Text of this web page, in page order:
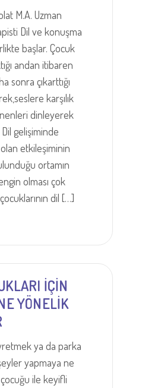
M.A. Uzman
Dil ve konuşma
başlar. Çocuk
andan itibaren
sonra çıkarttığı
karşılık
dinleyerek
gelişiminde
etkileşiminin
ortamın
olması çok
dil […]
İÇİN
YÖNELİK
ya da parka
yapmaya ne
ile keyifli